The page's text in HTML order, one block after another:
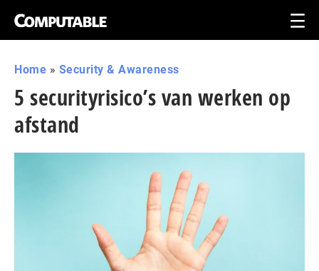
Home » Security & Awareness
5 securityrisico’s van werken op
afstand